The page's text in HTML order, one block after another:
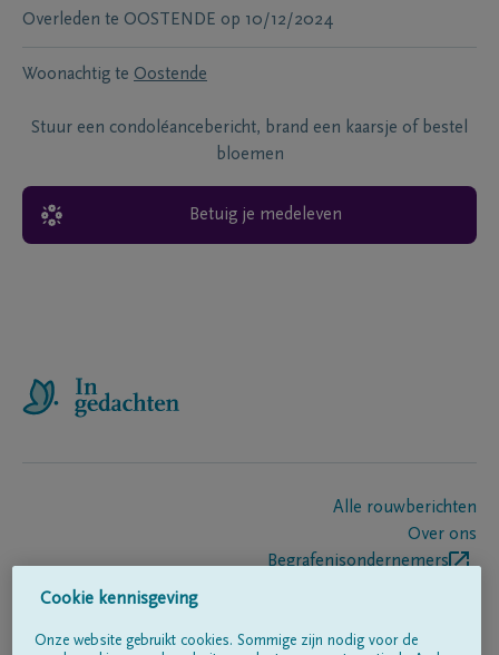
Overleden te OOSTENDE op 10/12/2024
Woonachtig te Oostende
Stuur een condoléancebericht, brand een kaarsje of bestel
bloemen
Betuig je medeleven
Alle rouwberichten
Over ons
Begrafenisondernemers
Cookie kennisgeving
Onze website gebruikt cookies. Sommige zijn nodig voor de